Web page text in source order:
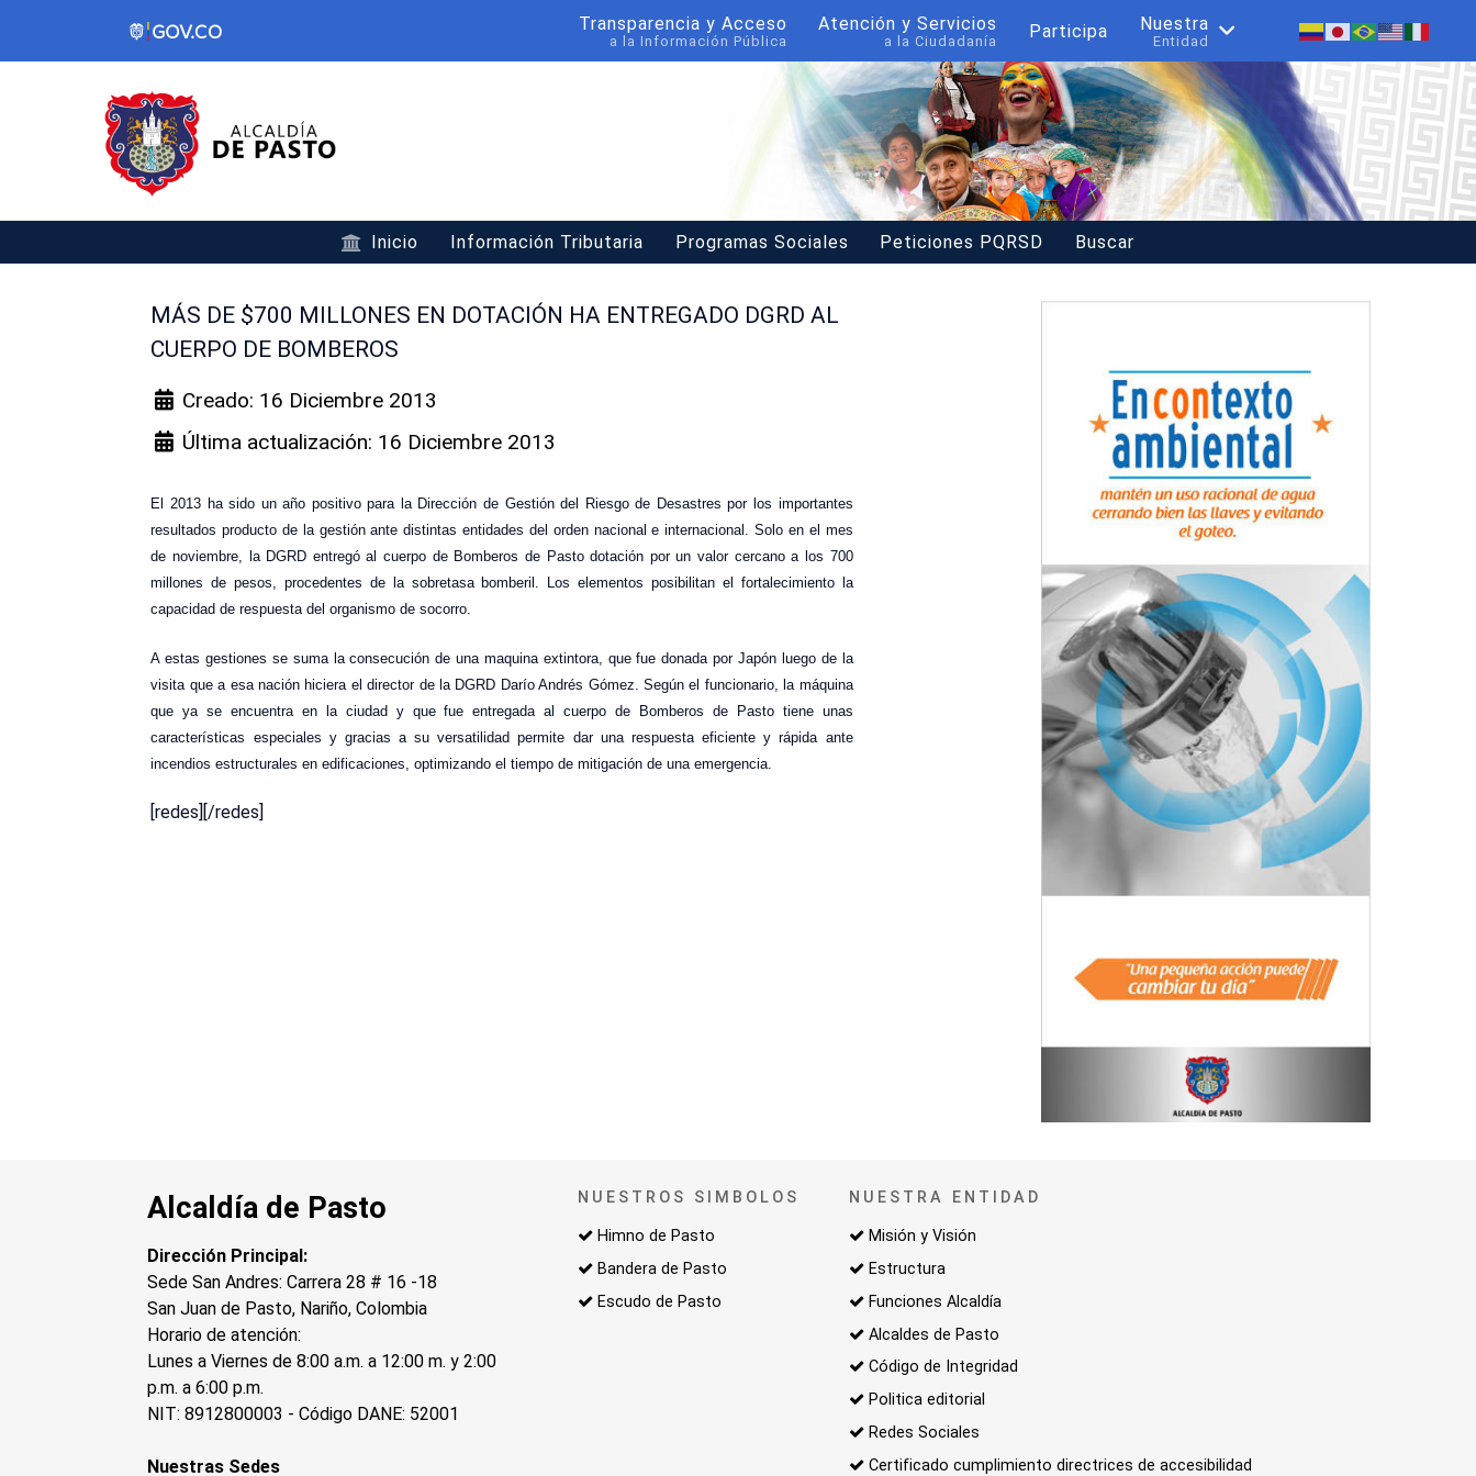
Transparencia y Acceso
a la Información Pública
Atención y Servicios
a la Ciudadanía Participa Nuestra
Entidad
Inicio Información Tributaria Programas Sociales Peticiones PQRSD Buscar
MÁS DE $700 MILLONES EN DOTACIÓN HA ENTREGADO DGRD AL
CUERPO DE BOMBEROS
Creado: 16 Diciembre 2013
Última actualización: 16 Diciembre 2013
El 2013 ha sido un año positivo para la Dirección de Gestión del Riesgo de Desastres por los importantes
resultados producto de la gestión ante distintas entidades del orden nacional e internacional. Solo en el mes
de noviembre, la DGRD entregó al cuerpo de Bomberos de Pasto dotación por un valor cercano a los 700
millones de pesos, procedentes de la sobretasa bomberil. Los elementos posibilitan el fortalecimiento la
capacidad de respuesta del organismo de socorro.
A estas gestiones se suma la consecución de una maquina extintora, que fue donada por Japón luego de la
visita que a esa nación hiciera el director de la DGRD Darío Andrés Gómez. Según el funcionario, la máquina
que ya se encuentra en la ciudad y que fue entregada al cuerpo de Bomberos de Pasto tiene unas
características especiales y gracias a su versatilidad permite dar una respuesta eficiente y rápida ante
incendios estructurales en edificaciones, optimizando el tiempo de mitigación de una emergencia.
[redes][/redes]
Alcaldía de Pasto
Dirección Principal:
Sede San Andres: Carrera 28 # 16 -18
San Juan de Pasto, Nariño, Colombia
Horario de atención:
Lunes a Viernes de 8:00 a.m. a 12:00 m. y 2:00
p.m. a 6:00 p.m.
NIT: 8912800003 - Código DANE: 52001
Nuestras Sedes
NUESTROS SIMBOLOS
Himno de Pasto
Bandera de Pasto
Escudo de Pasto
NUESTRA ENTIDAD
Misión y Visión
Estructura
Funciones Alcaldía
Alcaldes de Pasto
Código de Integridad
Politica editorial
Redes Sociales
Certificado cumplimiento directrices de accesibilidad